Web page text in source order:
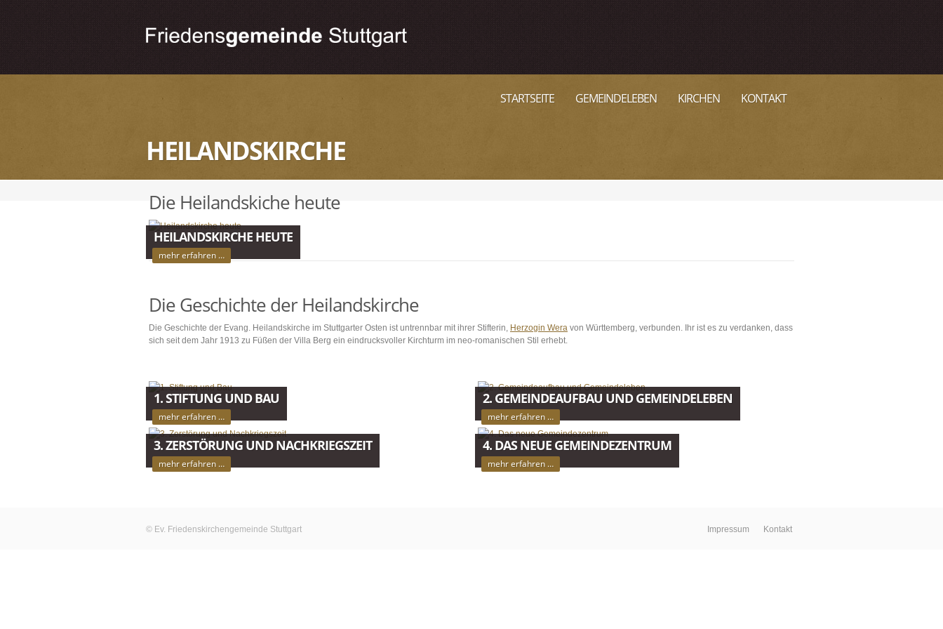
STARTSEITE GEMEINDELEBEN KIRCHEN KONTAKT
HEILANDSKIRCHE
Die Heilandskiche heute
HEILANDSKIRCHE HEUTE
mehr erfahren …
Die Geschichte der Heilandskirche
Die Geschichte der Evang. Heilandskirche im Stuttgarter Osten ist untrennbar mit ihrer Stifterin, Herzogin Wera von Württemberg, verbunden. Ihr ist es zu verdanken, dass
sich seit dem Jahr 1913 zu Füßen der Villa Berg ein eindrucksvoller Kirchturm im neo-romanischen Stil erhebt.
1. STIFTUNG UND BAU
mehr erfahren …
3. ZERSTÖRUNG UND NACHKRIEGSZEIT
mehr erfahren …
2. GEMEINDEAUFBAU UND GEMEINDELEBEN
mehr erfahren …
4. DAS NEUE GEMEINDEZENTRUM
mehr erfahren …
© Ev. Friedenskirchengemeinde Stuttgart Impressum Kontakt